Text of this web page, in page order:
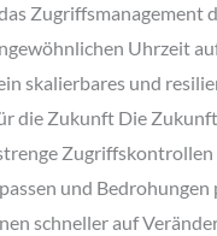
Zugriffsmanagement
Uhrzeit
skalierbares und
die Zukunft Die
und Bedrohungen
schneller auf